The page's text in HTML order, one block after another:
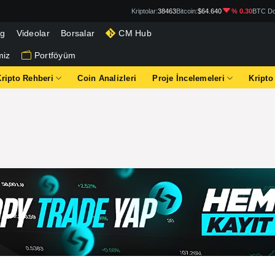
Kriptolar:38463Bitcoin:$64.640 % 0.30BTC
Videolar Borsalar CM Hub
Portföyüm
Rehberi Coin Analizleri Proje İncelemeleri Kripto